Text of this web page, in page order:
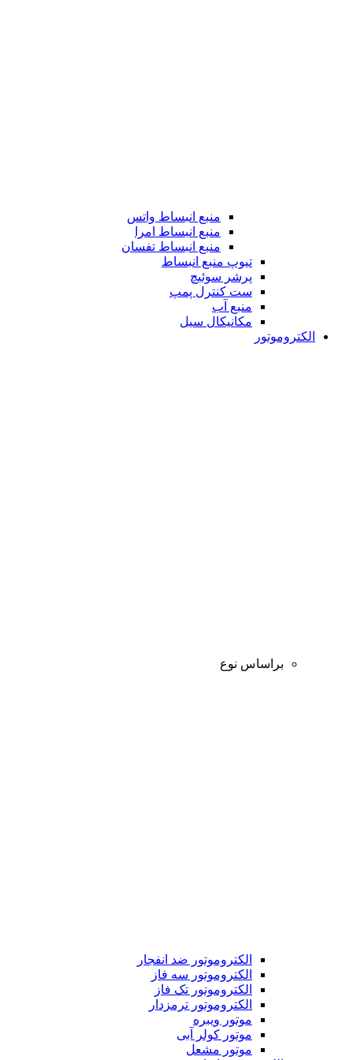
منبع انبساط واتس
منبع انبساط امرا
منبع انبساط تفسان
تیوپ منبع انبساط
پرشر سوئیچ
ست کنترل پمپ
منبع آب
مکانیکال سیل
الکتروموتور
براساس نوع
الکتروموتور ضد انفجار
الکتروموتور سه فاز
الکتروموتور تک فاز
الکتروموتور ترمزدار
موتور ویبره
موتور کولر آبی
موتور مشعل